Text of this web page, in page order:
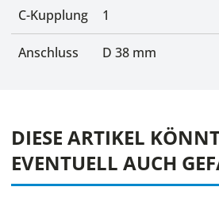
C-Kupplung 1
Anschluss D 38 mm
DIESE ARTIKEL
EVENTUELL AUCH